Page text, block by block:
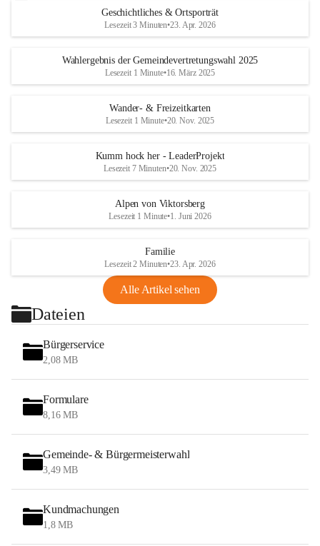
Geschichtliches & Ortsporträt
Lesezeit 3 Minuten•23. Apr. 2026
Wahlergebnis der Gemeindevertretungswahl 2025
Lesezeit 1 Minute•16. März 2025
Wander- & Freizeitkarten
Lesezeit 1 Minute•20. Nov. 2025
Kumm hock her - LeaderProjekt
Lesezeit 7 Minuten•20. Nov. 2025
Alpen von Viktorsberg
Lesezeit 1 Minute•1. Juni 2026
Familie
Lesezeit 2 Minuten•23. Apr. 2026
Alle Artikel sehen
Dateien
Bürgerservice
2,08 MB
Formulare
8,16 MB
Gemeinde- & Bürgermeisterwahl
3,49 MB
Kundmachungen
1,8 MB